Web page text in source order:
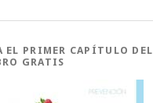
EL PRIMER CAPÍTULO DEL
GRATIS